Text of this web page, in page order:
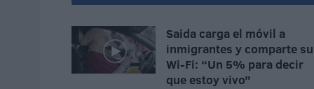
Saida carga el móvil a
inmigrantes y comparte su
Wi-Fi: “Un 5% para decir
que estoy vivo”